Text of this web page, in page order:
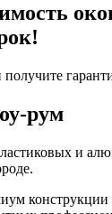
рум
и
конструкции